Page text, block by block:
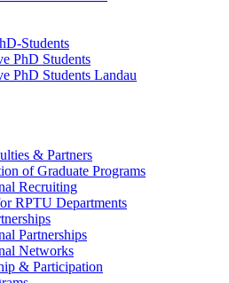
Students
PhD Students
PhD Students Landau
& Partners
of Graduate Programs
Recruiting
RPTU Departments
Partnerships
Networks
& Participation